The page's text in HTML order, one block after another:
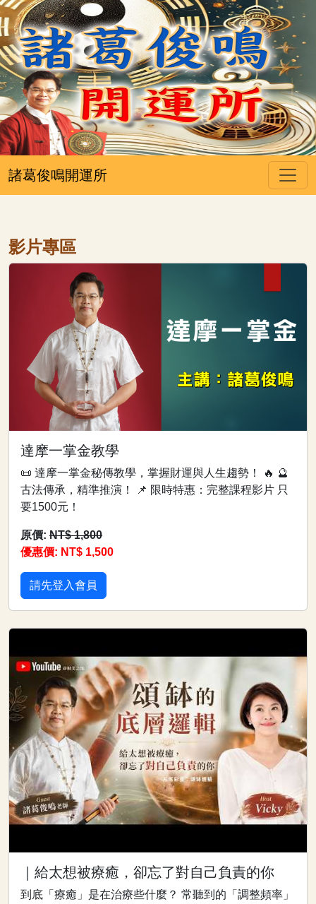
諸葛俊鳴開運所
影片專區
達摩一掌金教學
📜 達摩一掌金秘傳教學，掌握財運與人生趨勢！ 🔥 🔮
古法傳承，精準推演！ 📌 限時特惠：完整課程影片 只
要1500元！
原價: NT$ 1,800
優惠價: NT$ 1,500
請先登入會員
｜給太想被療癒，卻忘了對自己負責的你
到底「療癒」是在治療些什麼？ 常聽到的「調整頻率」